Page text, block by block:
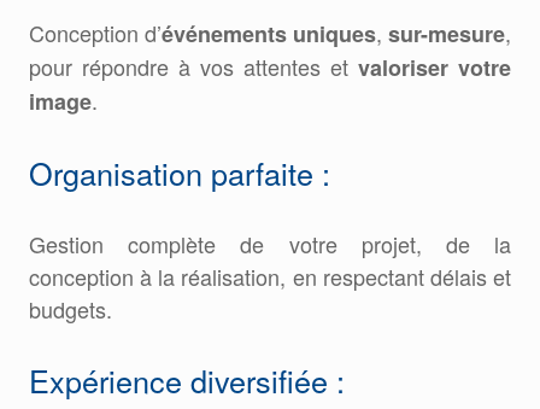
Conception d’événements uniques, sur-mesure,
pour répondre à vos attentes et valoriser votre
image.
Organisation parfaite :
Gestion complète de votre projet, de la
conception à la réalisation, en respectant délais et
budgets.
Expérience diversifiée :